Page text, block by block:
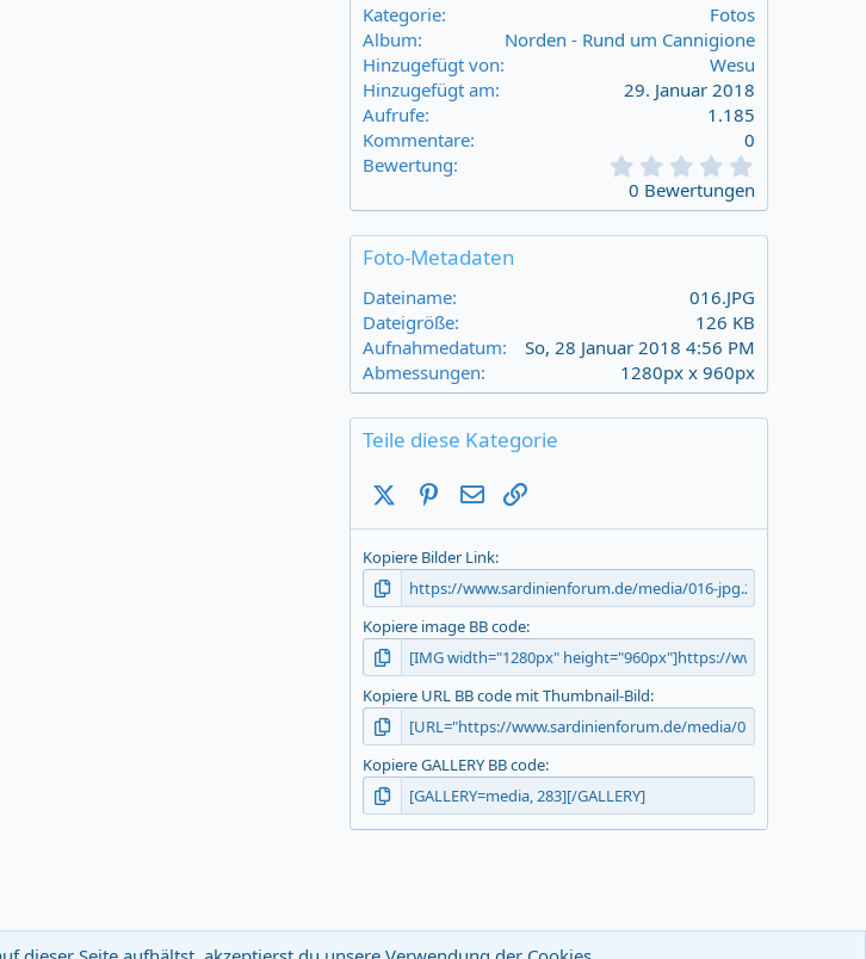
Kategorie
Fotos
Album
Norden - Rund um Cannigione
Hinzugefügt von
Wesu
Hinzugefügt am
29. Januar 2018
Aufrufe
1.185
Kommentare
0
Bewertung
0
0
)
0 Bewertungen
Foto-Metadaten
Dateiname
016.JPG
Dateigröße
126 KB
Aufnahmedatum
So, 28 Januar 2018 4:56 PM
Abmessungen
1280px x 960px
Teile diese Kategorie
X (Twitter)Pinterest
E-Mail
Kopiere Bilder Link
Kopiere image BB code
Kopiere URL BB code mit Thumbnail-Bild
Kopiere GALLERY BB code